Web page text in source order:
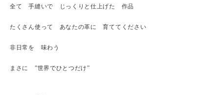
全て 手縫いで じっくりと仕上げた 作品
たくさん使って あなたの革に 育ててください
非日常を 味わう
まさに ”世界でひとつだけ”